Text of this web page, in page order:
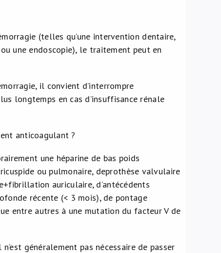
(telles qu’une intervention dentaire,
une endoscopie), le traitement peut en
il convient d’interrompre
longtemps en cas d’insuffisance rénale
anticoagulant ?
une héparine de bas poids
ou pulmonaire, deprothèse valvulaire
auriculaire, d’antécédents
récente (< 3 mois), de pontage
entre autres à une mutation du facteur V de
généralement pas nécessaire de passer